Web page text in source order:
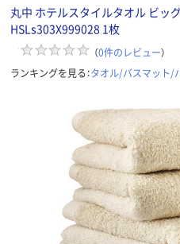
丸中 ホテルスタイルタオル ビッ
HSLs303X999028 1枚
（0件のレビュー）
ランキングを見る：タオル/バスマット/